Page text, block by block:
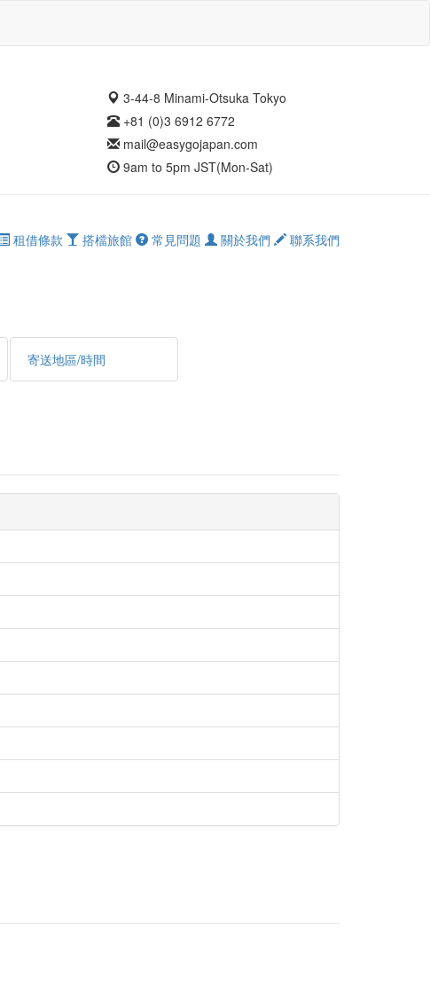
3-44-8 Minami-Otsuka Tokyo
+81 (0)3 6912 6772
mail@easygojapan.com
9am to 5pm JST(Mon-Sat)
租借條款 搭檔旅館 常見問題 關於我們 聯系我們
寄送地區/時間